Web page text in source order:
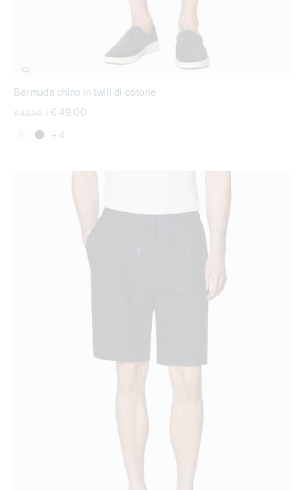
Bermuda chino in twill di cotone
Price reduced from
€ 82,00 € 49,00
+ 4